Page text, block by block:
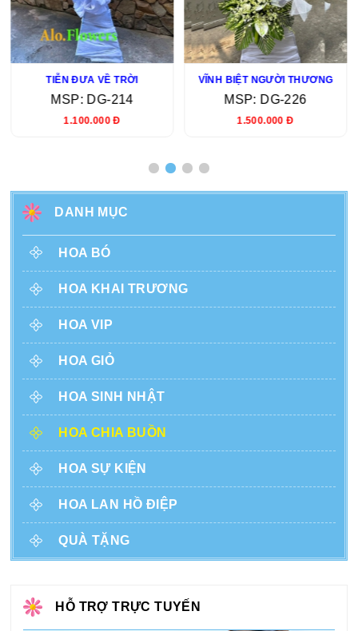
KÍNH TIỄN HƯƠNG LINH
MSP: DG-233
1.100.000 Đ
LỜI TIỄN ĐƯA BUỒN
MSP: DG-232
1.000.000 Đ
DANH MỤC
HOA BÓ
HOA KHAI TRƯƠNG
HOA VIP
HOA GIỎ
HOA SINH NHẬT
HOA CHIA BUỒN
HOA SỰ KIỆN
HOA LAN HỒ ĐIỆP
QUÀ TẶNG
HỖ TRỢ TRỰC TUYẾN